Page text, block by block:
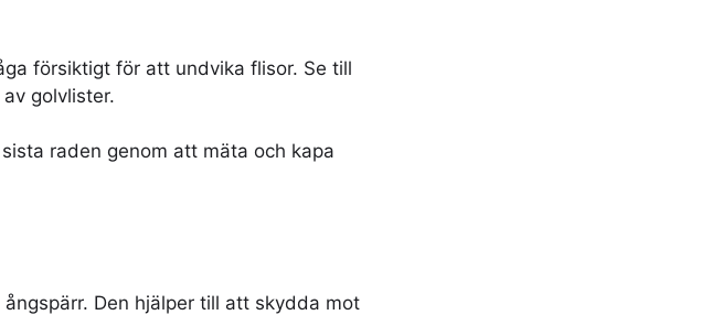
försiktigt för att undvika flisor. Se till
golvlister.
raden genom att mäta och kapa
Den hjälper till att skydda mot